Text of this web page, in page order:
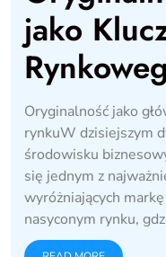
jako
Oryginalność jako
rynkuW dzisiejszym
środowisku
się jednym z
wyróżniających
nasyconym rynku,